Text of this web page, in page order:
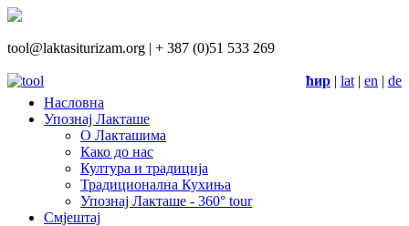
tool@laktasiturizam.org | + 387 (0)51 533 269
ћир | lat | en | de
Насловна
Упознај Лакташе
О Лакташима
Како до нас
Култура и традиција
Традиционална Кухиња
Упознај Лакташе - 360° tour
Смјештај